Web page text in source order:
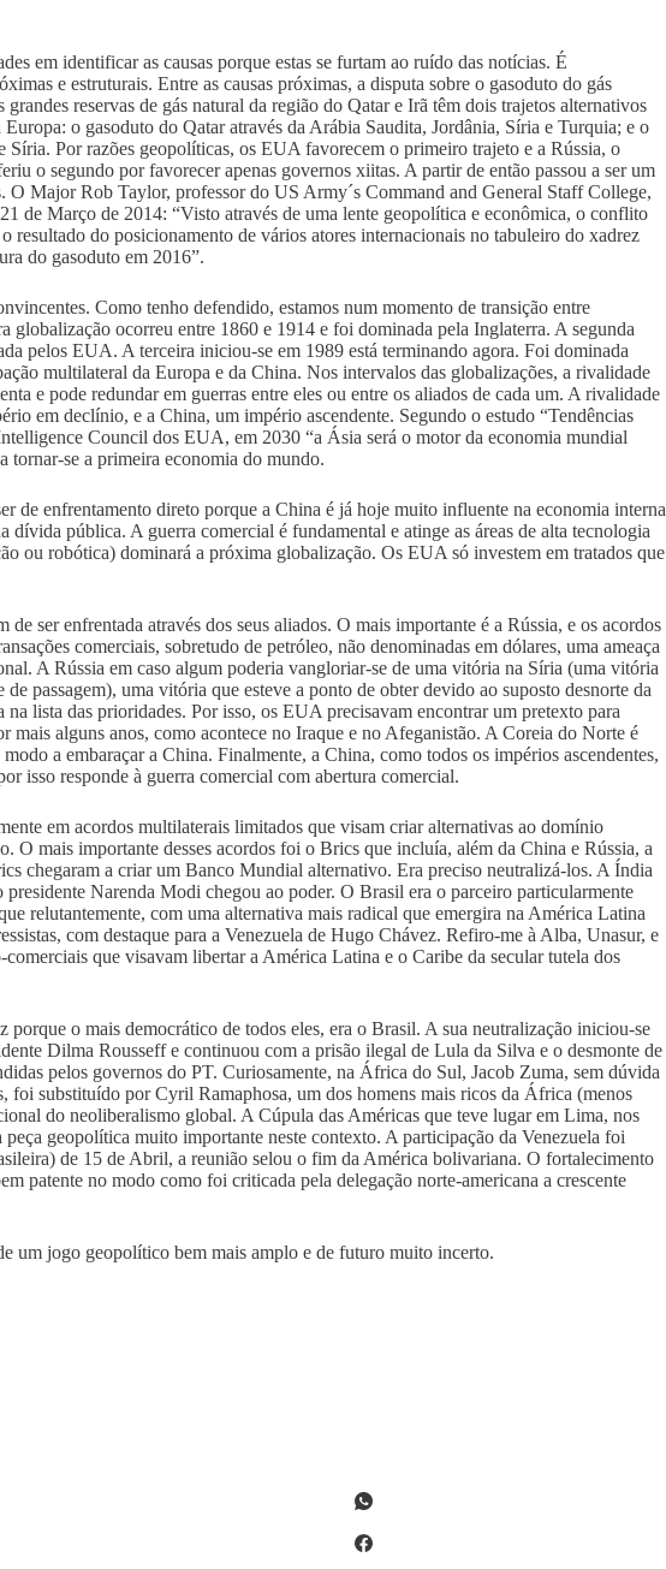
em identificar as causas porque estas se furtam ao ruído das notícias. É
e estruturais. Entre as causas próximas, a disputa sobre o gasoduto do gás
reservas de gás natural da região do Qatar e Irã têm dois trajetos alternativos
o gasoduto do Qatar através da Arábia Saudita, Jordânia, Síria e Turquia; e o
Síria. Por razões geopolíticas, os EUA favorecem o primeiro trajeto e a Rússia, o
o segundo por favorecer apenas governos xiitas. A partir de então passou a ser um
O Major Rob Taylor, professor do US Army´s Command and General Staff College,
de Março de 2014: “Visto através de uma lente geopolítica e econômica, o conflito
resultado do posicionamento de vários atores internacionais no tabuleiro do xadrez
do gasoduto em 2016”.
Como tenho defendido, estamos num momento de transição entre
globalização ocorreu entre 1860 e 1914 e foi dominada pela Inglaterra. A segunda
pelos EUA. A terceira iniciou-se em 1989 está terminando agora. Foi dominada
multilateral da Europa e da China. Nos intervalos das globalizações, a rivalidade
e pode redundar em guerras entre eles ou entre os aliados de cada um. A rivalidade
em declínio, e a China, um império ascendente. Segundo o estudo “Tendências
Council dos EUA, em 2030 “a Ásia será o motor da economia mundial
tornar-se a primeira economia do mundo.
de enfrentamento direto porque a China é já hoje muito influente na economia interna
dívida pública. A guerra comercial é fundamental e atinge as áreas de alta tecnologia
ou robótica) dominará a próxima globalização. Os EUA só investem em tratados que
ser enfrentada através dos seus aliados. O mais importante é a Rússia, e os acordos
comerciais, sobretudo de petróleo, não denominadas em dólares, uma ameaça
A Rússia em caso algum poderia vangloriar-se de uma vitória na Síria (uma vitória
de passagem), uma vitória que esteve a ponto de obter devido ao suposto desnorte da
lista das prioridades. Por isso, os EUA precisavam encontrar um pretexto para
mais alguns anos, como acontece no Iraque e no Afeganistão. A Coreia do Norte é
a embaraçar a China. Finalmente, a China, como todos os impérios ascendentes,
isso responde à guerra comercial com abertura comercial.
em acordos multilaterais limitados que visam criar alternativas ao domínio
O mais importante desses acordos foi o Brics que incluía, além da China e Rússia, a
chegaram a criar um Banco Mundial alternativo. Era preciso neutralizá-los. A Índia
presidente Narenda Modi chegou ao poder. O Brasil era o parceiro particularmente
relutantemente, com uma alternativa mais radical que emergira na América Latina
com destaque para a Venezuela de Hugo Chávez. Refiro-me à Alba, Unasur, e
que visavam libertar a América Latina e o Caribe da secular tutela dos
o mais democrático de todos eles, era o Brasil. A sua neutralização iniciou-se
Dilma Rousseff e continuou com a prisão ilegal de Lula da Silva e o desmonte de
pelos governos do PT. Curiosamente, na África do Sul, Jacob Zuma, sem dúvida
foi substituído por Cyril Ramaphosa, um dos homens mais ricos da África (menos
do neoliberalismo global. A Cúpula das Américas que teve lugar em Lima, nos
geopolítica muito importante neste contexto. A participação da Venezuela foi
de 15 de Abril, a reunião selou o fim da América bolivariana. O fortalecimento
patente no modo como foi criticada pela delegação norte-americana a crescente
um jogo geopolítico bem mais amplo e de futuro muito incerto.